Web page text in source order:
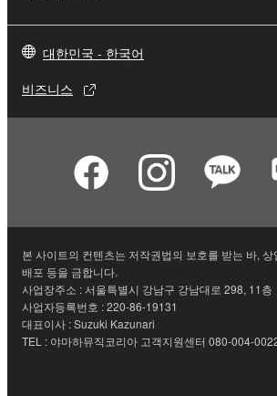
대한민국 - 한국어
비즈니스
본 사이트의 컨텐츠는 저작권법의 보호를 받는 바,
배포 등을 금합니다.
사업장주소 : 서울특별시 강남구 강남대로 298, 11층
사업자등록번호 : 220-86-19131
대표이사 : Suzuki Kazunari
TEL : 야마하뮤직코리아 고객지원센터 080-004-